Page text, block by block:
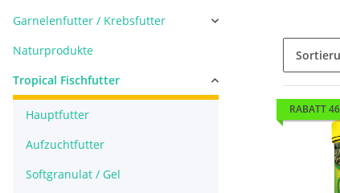
RABATT
Garnelenfutter / Krebsfutter
Naturprodukte
Tropical Fischfutter
Hauptfutter
Aufzuchtfutter
Softgranulat / Gel